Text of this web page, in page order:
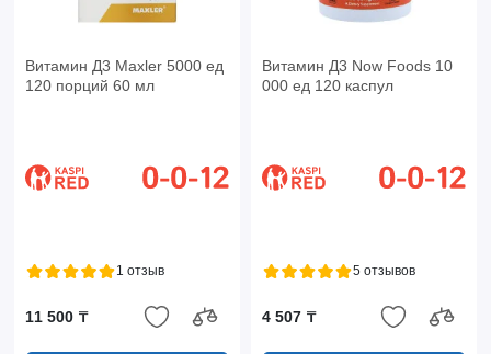
Витамин Д3 Maxler 5000 ед
120 порций 60 мл
1 отзыв
11 500 ₸
Витамин Д3 Now Foods 10
000 ед 120 каспул
5 отзывов
4 507 ₸